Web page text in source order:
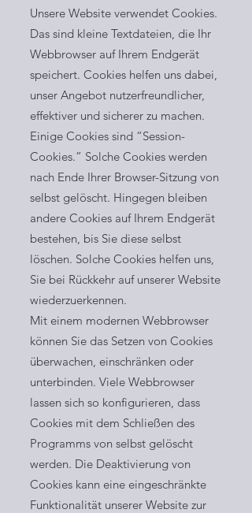
Unsere Website verwendet Cookies.
Das sind kleine Textdateien, die Ihr
Webbrowser auf Ihrem Endgerät
speichert. Cookies helfen uns dabei,
unser Angebot nutzerfreundlicher,
effektiver und sicherer zu machen.
Einige Cookies sind “Session-
Cookies.” Solche Cookies werden
nach Ende Ihrer Browser-Sitzung von
selbst gelöscht. Hingegen bleiben
andere Cookies auf Ihrem Endgerät
bestehen, bis Sie diese selbst
löschen. Solche Cookies helfen uns,
Sie bei Rückkehr auf unserer Website
wiederzuerkennen.
Mit einem modernen Webbrowser
können Sie das Setzen von Cookies
überwachen, einschränken oder
unterbinden. Viele Webbrowser
lassen sich so konfigurieren, dass
Cookies mit dem Schließen des
Programms von selbst gelöscht
werden. Die Deaktivierung von
Cookies kann eine eingeschränkte
Funktionalität unserer Website zur